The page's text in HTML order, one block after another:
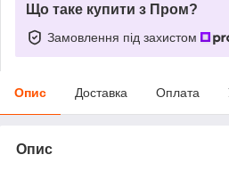
Що таке купити з Пром?
Замовлення під захистом
Опис Доставка Оплата
Опис